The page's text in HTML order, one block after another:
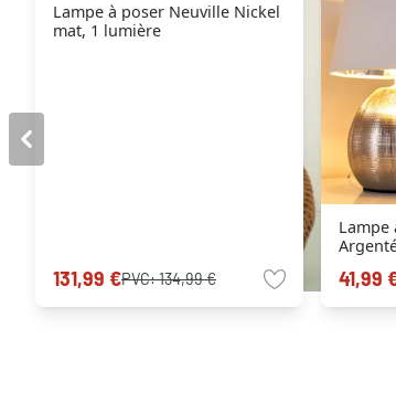
Lampe à poser Neuville Nickel
mat, 1 lumière
131,99 €PVC:134,99 €
Lampe
41,99